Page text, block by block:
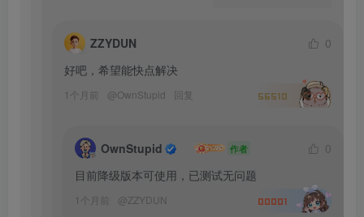
ZZYDUN
0
好吧，希望能快点解决
1个月前 @OwnStupid 回复 56510
OwnStupid 作者
0
目前降级版本可使用，已测试无问题
1个月前 @ZZYDUN 00001